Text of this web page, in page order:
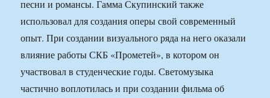
песни и романсы. Гамма Скупинский также
использовал для создания оперы свой современный
опыт. При создании визуального ряда на него оказали
влияние работы СКБ «Прометей», в котором он
участвовал в студенческие годы. Светомузыка
частично воплотилась и при создании фильма об